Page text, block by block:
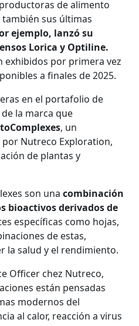
de alimento
sus últimas
ejemplo, lanzó su
Lorica y Optiline.
por primera vez
a finales de 2025.
en el portafolio de
la marca que
, un
Nutreco Exploration,
de plantas y
son unacombinación
bioactivos derivados de
específicas como hojas,
de estas,
la salud y el rendimiento.
Officer chez Nutreco,
están pensadas
modernos del
al calor, reacción a virus